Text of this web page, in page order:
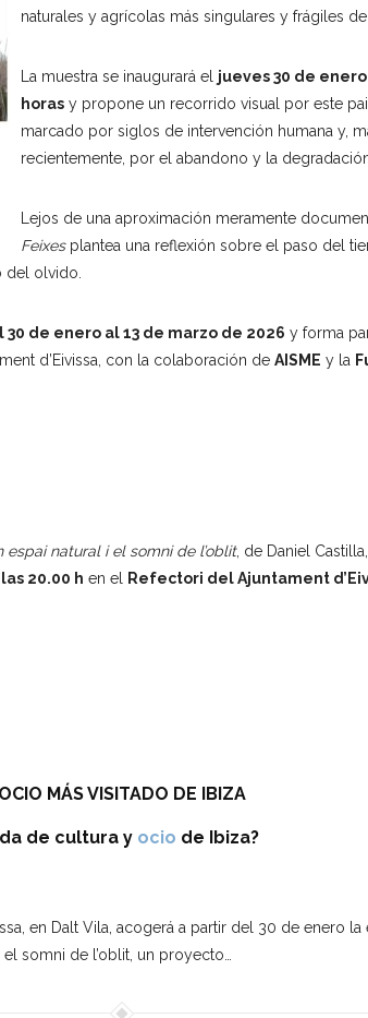
naturales y agrícolas más singulares y frágiles de
La muestra se inaugurará el jueves 30 de
horas y propone un recorrido visual por este
marcado por siglos de intervención humana y,
recientemente, por el abandono y la
Lejos de una aproximación meramente
Feixesplantea una reflexión sobre el paso del
del olvido.
30 de enero al 13 de marzo de 2026 y forma
d’Eivissa, con la colaboración de AISME y la
espai natural i el somni de l’oblit, de Daniel
20.00 h en el Refectori del Ajuntament
MÁS VISITADO DE IBIZA
de cultura y ocio de Ibiza?
en Dalt Vila, acogerá a partir del 30 de enero
somni de l’oblit, un proyecto…